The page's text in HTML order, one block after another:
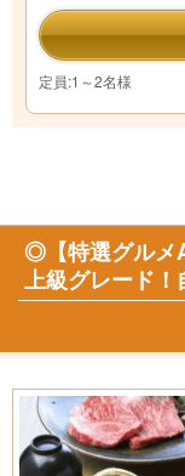
定員:1～2名様
◎【特選グルメ
上級グレード